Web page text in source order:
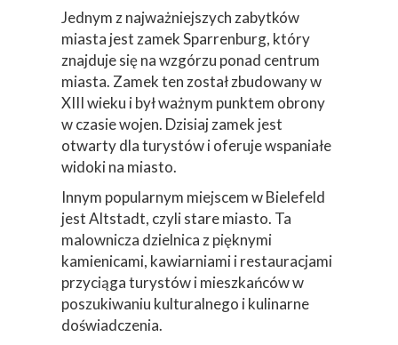
Jednym z najważniejszych zabytków
miasta jest zamek Sparrenburg, który
znajduje się na wzgórzu ponad centrum
miasta. Zamek ten został zbudowany w
XIII wieku i był ważnym punktem obrony
w czasie wojen. Dzisiaj zamek jest
otwarty dla turystów i oferuje wspaniałe
widoki na miasto.
Innym popularnym miejscem w Bielefeld
jest Altstadt, czyli stare miasto. Ta
malownicza dzielnica z pięknymi
kamienicami, kawiarniami i restauracjami
przyciąga turystów i mieszkańców w
poszukiwaniu kulturalnego i kulinarne
doświadczenia.